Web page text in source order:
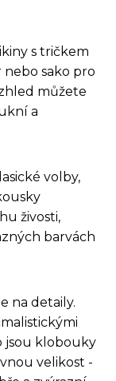
s tričkem
nebo sako pro
můžete
a
volby,
živosti,
barvách
na detaily.
jsou klobouky
velikost -